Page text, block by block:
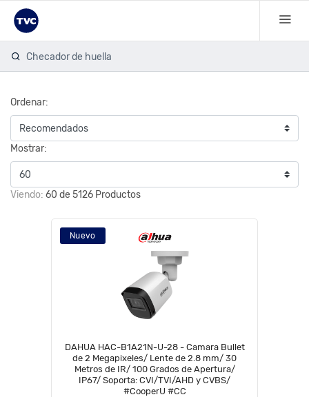
Cá
Ordenar:
Mostrar:
Viendo: 60 de 5126 Productos
Nuevo
DAHUA HAC-B1A21N-U-28 - Camara Bullet
de 2 Megapixeles/ Lente de 2.8 mm/ 30
Metros de IR/ 100 Grados de Apertura/
IP67/ Soporta: CVI/TVI/AHD y CVBS/
#CooperU #CC